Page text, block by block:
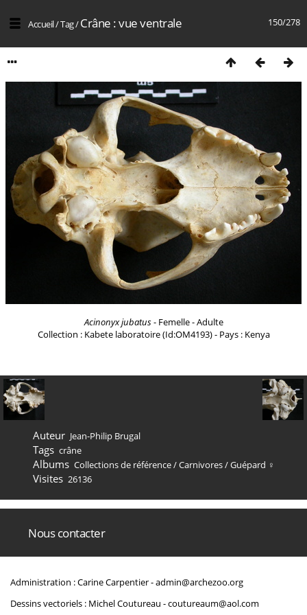
150/278
Accueil/Tag/Crâne : vue ventrale
Acinonyx jubatus- Femelle - Adulte
Collection : Kabete laboratoire (Id:OM4193) - Pays : Kenya
Auteur Jean-Philip Brugal
Tags crâne
Albums Collections de référence/Carnivores/Guépard ♀
Visites 26136
Nous contacter
Administration : Carine Carpentier -admin@archezoo.org
Dessins vectoriels : Michel Coutureau -coutureaum@aol.com